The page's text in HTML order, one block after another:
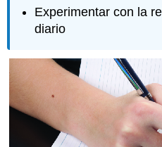
Experimentar con la
diario